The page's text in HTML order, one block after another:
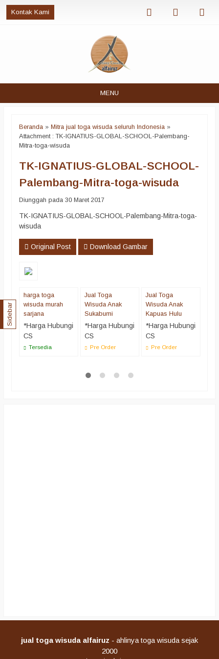
Kontak Kami
MENU
Beranda » Mitra jual toga wisuda seluruh Indonesia »
Attachment : TK-IGNATIUS-GLOBAL-SCHOOL-Palembang-
Mitra-toga-wisuda
TK-IGNATIUS-GLOBAL-SCHOOL-
Palembang-Mitra-toga-wisuda
Diunggah pada 30 Maret 2017
TK-IGNATIUS-GLOBAL-SCHOOL-Palembang-Mitra-toga-
wisuda
Original Post Download Gambar
harga toga
wisuda murah
sarjana
*Harga Hubungi
CS
Tersedia
Jual Toga
Wisuda Anak
Sukabumi
*Harga Hubungi
CS
Pre Order
Jual Toga
Wisuda Anak
Kapuas Hulu
*Harga Hubungi
CS
Pre Order
Sidebar
jual toga wisuda alfairuz - ahlinya toga wisuda sejak
2000